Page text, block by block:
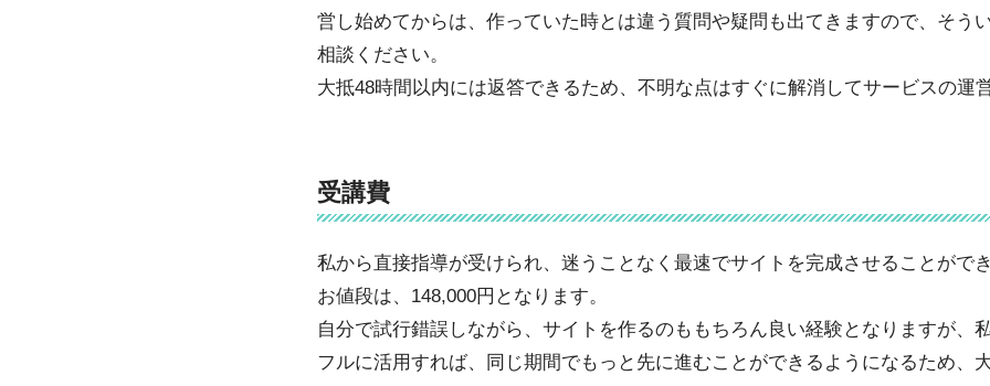
営し始めてからは、作っていた時とは違う質問や疑問も出てきますので、そう
相談ください。
大抵48時間以内には返答できるため、不明な点はすぐに解消してサービスの運
受講費
私から直接指導が受けられ、迷うことなく最速でサイトを完成させることがで
お値段は、148,000円となります。
自分で試行錯誤しながら、サイトを作るのももちろん良い経験となりますが、
フルに活用すれば、同じ期間でもっと先に進むことができるようになるため、